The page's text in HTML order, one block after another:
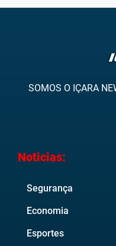
SOMOS O IÇARA
Noticias:
Segurança
Economia
Esportes